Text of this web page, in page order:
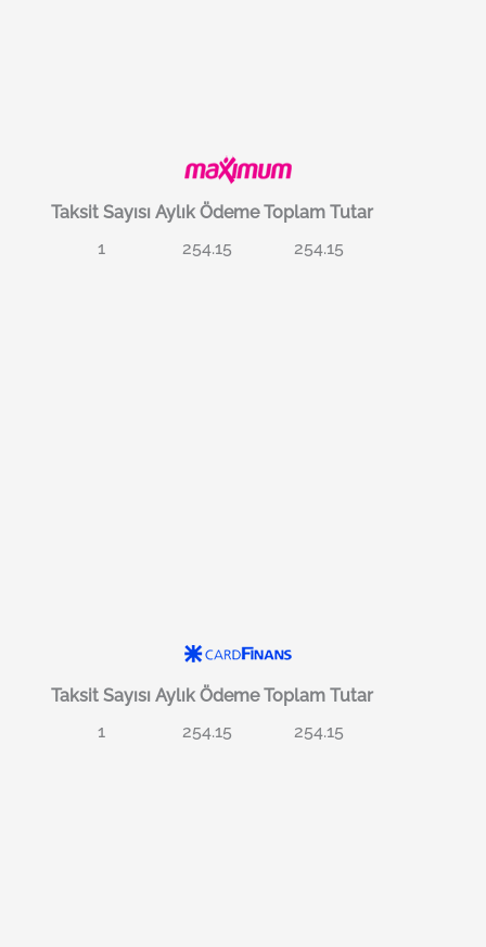
Taksit Sayısı Aylık Ödeme Toplam Tutar
1
254.15 254.15
Taksit Sayısı Aylık Ödeme Toplam Tutar
1
254.15 254.15